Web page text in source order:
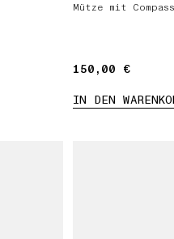
Mütze mit
150,00 €
150,00 €
IN DEN